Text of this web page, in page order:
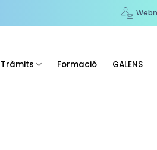
Tràmits Formació GALENS